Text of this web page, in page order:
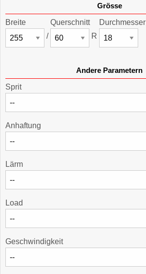
Grösse
Breite
/
Querschnitt
R
Durchmesser
Andere Parametern
Sprit
Anhaftung
Lärm
Load
Geschwindigkeit